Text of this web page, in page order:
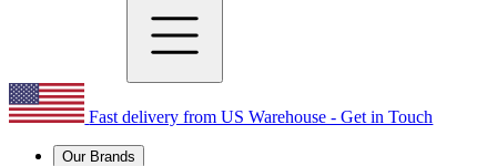
Fast delivery from US Warehouse - Get in Touch
Our Brands